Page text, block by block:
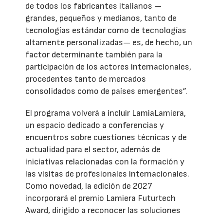
de todos los fabricantes italianos —
grandes, pequeños y medianos, tanto de
tecnologías estándar como de tecnologías
altamente personalizadas— es, de hecho, un
factor determinante también para la
participación de los actores internacionales,
procedentes tanto de mercados
consolidados como de países emergentes”.
El programa volverá a incluir LamiaLamiera,
un espacio dedicado a conferencias y
encuentros sobre cuestiones técnicas y de
actualidad para el sector, además de
iniciativas relacionadas con la formación y
las visitas de profesionales internacionales.
Como novedad, la edición de 2027
incorporará el premio Lamiera Futurtech
Award, dirigido a reconocer las soluciones